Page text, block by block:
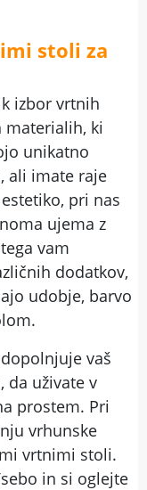
stoli za
izbor vrtnih
materialih, ki
unikatno
ali imate raje
pri nas
ujema z
vam
dodatkov,
udobje, barvo
vaš
da uživate v
prostem. Pri
vrhunske
vrtnimi stoli.
in si oglejte